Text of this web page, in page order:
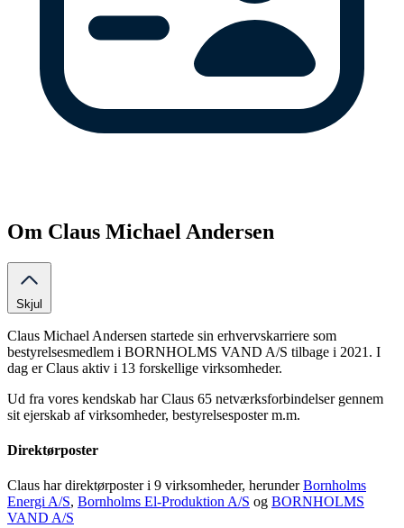
Om Claus Michael Andersen
Skjul
Claus Michael Andersen startede sin erhvervskarriere som
bestyrelsesmedlem i BORNHOLMS VAND A/S tilbage i 2021. I
dag er Claus aktiv i 13 forskellige virksomheder.
Ud fra vores kendskab har Claus 65 netværksforbindelser gennem
sit ejerskab af virksomheder, bestyrelsesposter m.m.
Direktørposter
Claus har direktørposter i 9 virksomheder, herunderBornholms
Energi A/S, Bornholms El-Produktion A/S og BORNHOLMS
VAND A/S